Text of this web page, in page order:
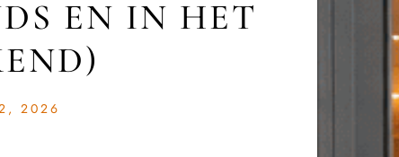
EN IN HET
2026